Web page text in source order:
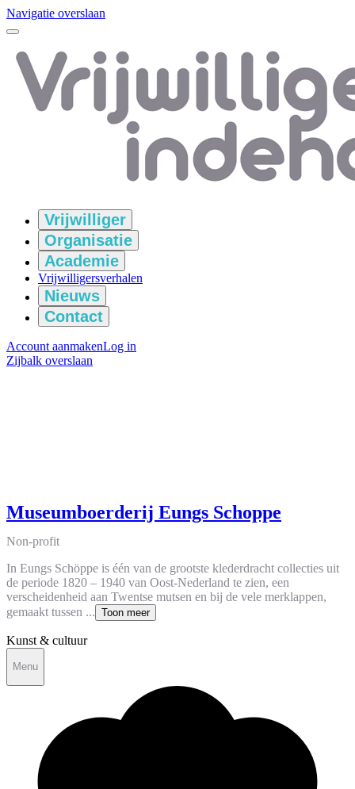
Navigatie overslaan
Vrijwilliger
Organisatie
Academie
Vrijwilligersverhalen
Nieuws
Contact
Account aanmakenLog in
Zijbalk overslaan
Museumboerderij Eungs Schoppe
Non-profit
In Eungs Schöppe is één van de grootste klederdracht collecties uit
de periode 1820 – 1940 van Oost-Nederland te zien, een
verscheidenheid aan Twentse mutsen en bij de vele merklappen,
gemaakt tussen ... Toon meer
Kunst & cultuur
Menu